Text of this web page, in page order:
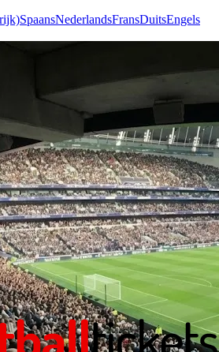
SpaansNederlandsFransDuitsEngels